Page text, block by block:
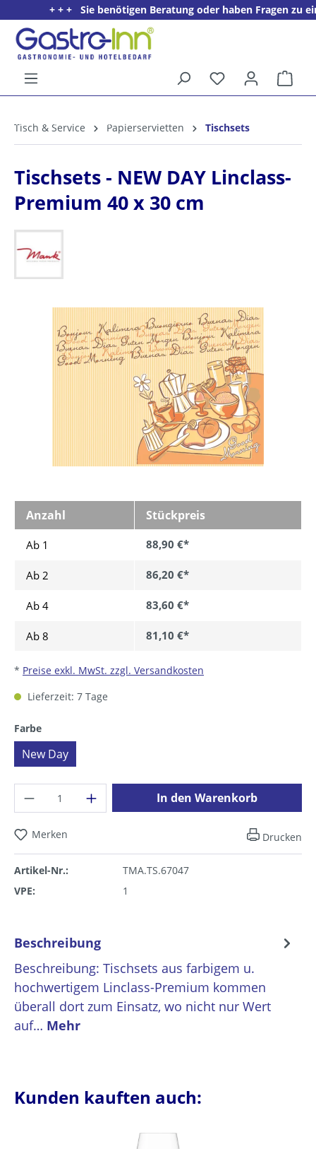
springen
+ + + Sie benötigen Beratung oder haben Fragen zu
Willkommens­rabatt**
Tisch & Service Papierservietten Tischsets
Tischsets - NEW DAY Linclass-
Premium 40 x 30 cm
Bildergalerie überspringen
Anzahl Stückpreis
Ab 1 88,90 €*
Ab 2 86,20 €*
Ab 4 83,60 €*
Ab 8 81,10 €*
* Preise exkl. MwSt. zzgl. Versandkosten
Lieferzeit: 7 Tage
Farbeauswählen
New Day
Produkt Anzahl: Gib den gewünschten
In den Warenkorb
Merken Drucken
Artikel-Nr.:
TMA.TS.67047
VPE:
1
Beschreibung
Beschreibung: Tischsets aus farbigem u.
hochwertigem Linclass-Premium kommen
überall dort zum Einsatz, wo nicht nur Wert
auf… Mehr
Kunden kauften auch: